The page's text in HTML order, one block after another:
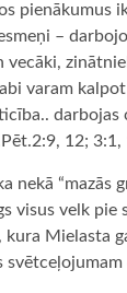
pienākumus
–
vecāki,
varam
darbojas
12; 3:1,
nekā
visus velk pie
kura Mielasta